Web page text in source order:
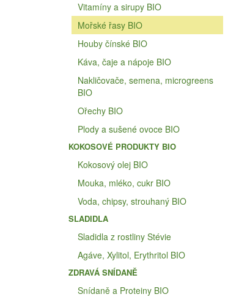
Vitamíny a sirupy BIO
Mořské řasy BIO
Houby čínské BIO
Káva, čaje a nápoje BIO
Nakličovače, semena, microgreens
BIO
Ořechy BIO
Plody a sušené ovoce BIO
KOKOSOVÉ PRODUKTY BIO
Kokosový olej BIO
Mouka, mléko, cukr BIO
Voda, chipsy, strouhaný BIO
SLADIDLA
Sladidla z rostliny Stévie
Agáve, Xylitol, Erythritol BIO
ZDRAVÁ SNÍDANĚ
Snídaně a Proteiny BIO